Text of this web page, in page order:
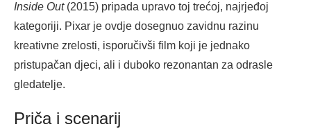
Inside Out(2015) pripada upravo toj trećoj, najrjeđoj
kategoriji. Pixar je ovdje dosegnuo zavidnu razinu
kreativne zrelosti, isporučivši film koji je jednako
pristupačan djeci, ali i duboko rezonantan za odrasle
gledatelje.
Priča i scenarij